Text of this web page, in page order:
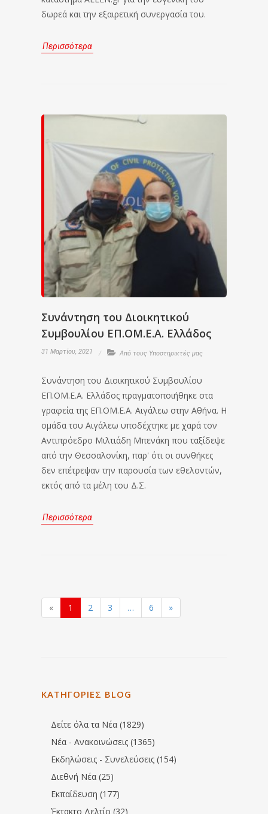
δωρεά και την εξαιρετική συνεργασία του.
Περισσότερα
Συνάντηση του Διοικητικού
Συμβουλίου ΕΠ.ΟΜ.Ε.Α. Ελλάδος
31 Μαρτίου, 2021 Από τους Υποστηρικτές μας
Συνάντηση του Διοικητικού Συμβουλίου
ΕΠ.ΟΜ.Ε.Α. Ελλάδος πραγματοποιήθηκε στα
γραφεία της ΕΠ.ΟΜ.Ε.Α. Αιγάλεω στην Αθήνα. Η
ομάδα του Αιγάλεω υποδέχτηκε με χαρά τον
Αντιπρόεδρο Μιλτιάδη Μπενάκη που ταξίδεψε
από την Θεσσαλονίκη, παρ' ότι οι συνθήκες
δεν επέτρεψαν την παρουσία των εθελοντών,
εκτός από τα μέλη του Δ.Σ.
Περισσότερα
« 1 2 3 … 6 »
ΚΑΤΗΓΟΡΙΕΣ BLOG
Δείτε όλα τα Νέα (1829)
Νέα - Ανακοινώσεις (1365)
Εκδηλώσεις - Συνελεύσεις (154)
Διεθνή Νέα (25)
Εκπαίδευση (177)
Έκτακτο Δελτίο (32)